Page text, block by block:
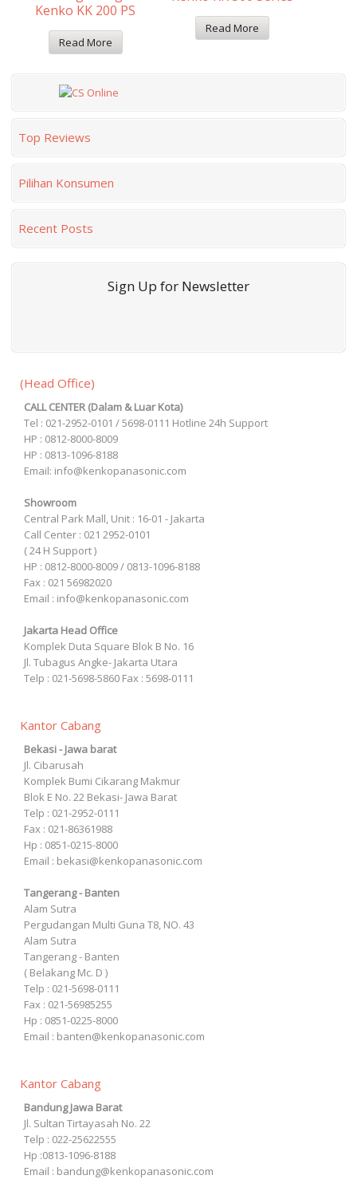
Kenko KK 200 PS
Read More
Read More
Top Reviews
Pilihan Konsumen
Recent Posts
Sign Up for Newsletter
(Head Office)
CALL CENTER (Dalam & Luar Kota)
Tel : 021-2952-0101 / 5698-0111 Hotline 24h Support
HP : 0812-8000-8009
HP : 0813-1096-8188
Email: info@kenkopanasonic.com
Showroom
Central Park Mall, Unit : 16-01 - Jakarta
Call Center : 021 2952-0101
( 24 H Support )
HP : 0812-8000-8009 / 0813-1096-8188
Fax : 021 56982020
Email : info@kenkopanasonic.com
Jakarta Head Office
Komplek Duta Square Blok B No. 16
Jl. Tubagus Angke- Jakarta Utara
Telp : 021-5698-5860 Fax : 5698-0111
Kantor Cabang
Bekasi - Jawa barat
Jl. Cibarusah
Komplek Bumi Cikarang Makmur
Blok E No. 22 Bekasi- Jawa Barat
Telp : 021-2952-0111
Fax : 021-86361988
Hp : 0851-0215-8000
Email : bekasi@kenkopanasonic.com
Tangerang - Banten
Alam Sutra
Pergudangan Multi Guna T8, NO. 43
Alam Sutra
Tangerang - Banten
‎( Belakang Mc. D )
Telp : 021-5698-0111
Fax : 021-56985255
Hp : 0851-0225-8000
Email : banten@kenkopanasonic.com
Kantor Cabang
Bandung Jawa Barat
Jl. Sultan Tirtayasah‎ No. 22
Telp : 022-25622555
Hp :0813-1096-8188
Email : bandung@kenkopanasonic.com